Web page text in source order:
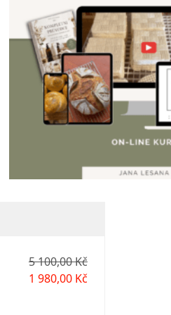
5 100,00 Kč
1 980,00 Kč